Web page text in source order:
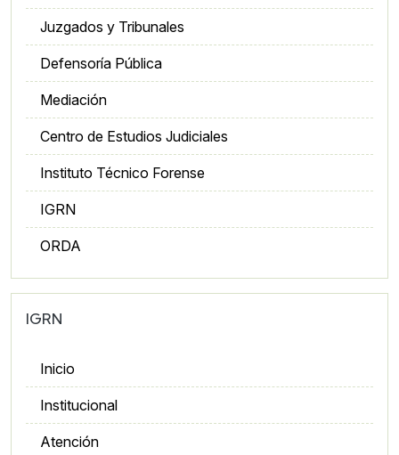
Juzgados y Tribunales
Defensoría Pública
Mediación
Centro de Estudios Judiciales
Instituto Técnico Forense
IGRN
ORDA
IGRN
Inicio
Institucional
Atención